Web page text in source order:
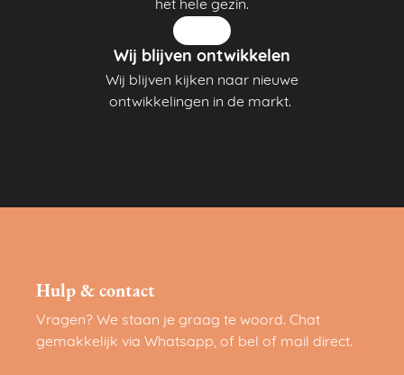
het hele gezin.
Wij blijven ontwikkelen
Wij blijven kijken naar nieuwe
ontwikkelingen in de markt.
Hulp & contact
Vragen? We staan je graag te woord. Chat
gemakkelijk via Whatsapp, of bel of mail direct.